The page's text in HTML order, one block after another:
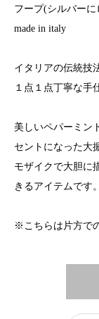
フープ(シルバー
made in italy
イタリアの伝統技
１点１点丁寧な手
美しいペパーミン
セントになった大
モザイクで大胆に
きるアイテムです。
※こちらは片方で